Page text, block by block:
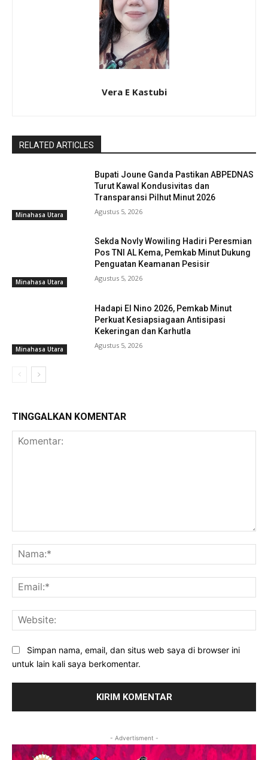
Vera E Kastubi
RELATED ARTICLES
Minahasa Utara
Bupati Joune Ganda Pastikan ABPEDNAS
Turut Kawal Kondusivitas dan
Transparansi Pilhut Minut 2026
Agustus 5, 2026
Minahasa Utara
Sekda Novly Wowiling Hadiri Peresmian
Pos TNI AL Kema, Pemkab Minut Dukung
Penguatan Keamanan Pesisir
Agustus 5, 2026
Minahasa Utara
Hadapi El Nino 2026, Pemkab Minut
Perkuat Kesiapsiagaan Antisipasi
Kekeringan dan Karhutla
Agustus 5, 2026
TINGGALKAN KOMENTAR
Simpan nama, email, dan situs web saya di browser ini
untuk lain kali saya berkomentar.
- Advertisment -